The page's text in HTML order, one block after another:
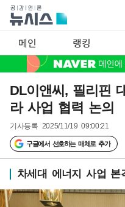
메인 랭킹
DL이앤씨, 필리핀
라 사업 협력 논의
기사등록 2025/11/19 09:00:21
구글에서 선호하는 매체로 추가
차세대 에너지 사업 본